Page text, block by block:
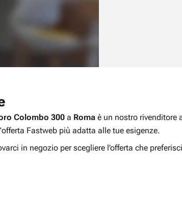
Colombo 300 a Roma è un nostro rivenditore
Fastweb più adatta alle tue esigenze.
in negozio per scegliere l’offerta che